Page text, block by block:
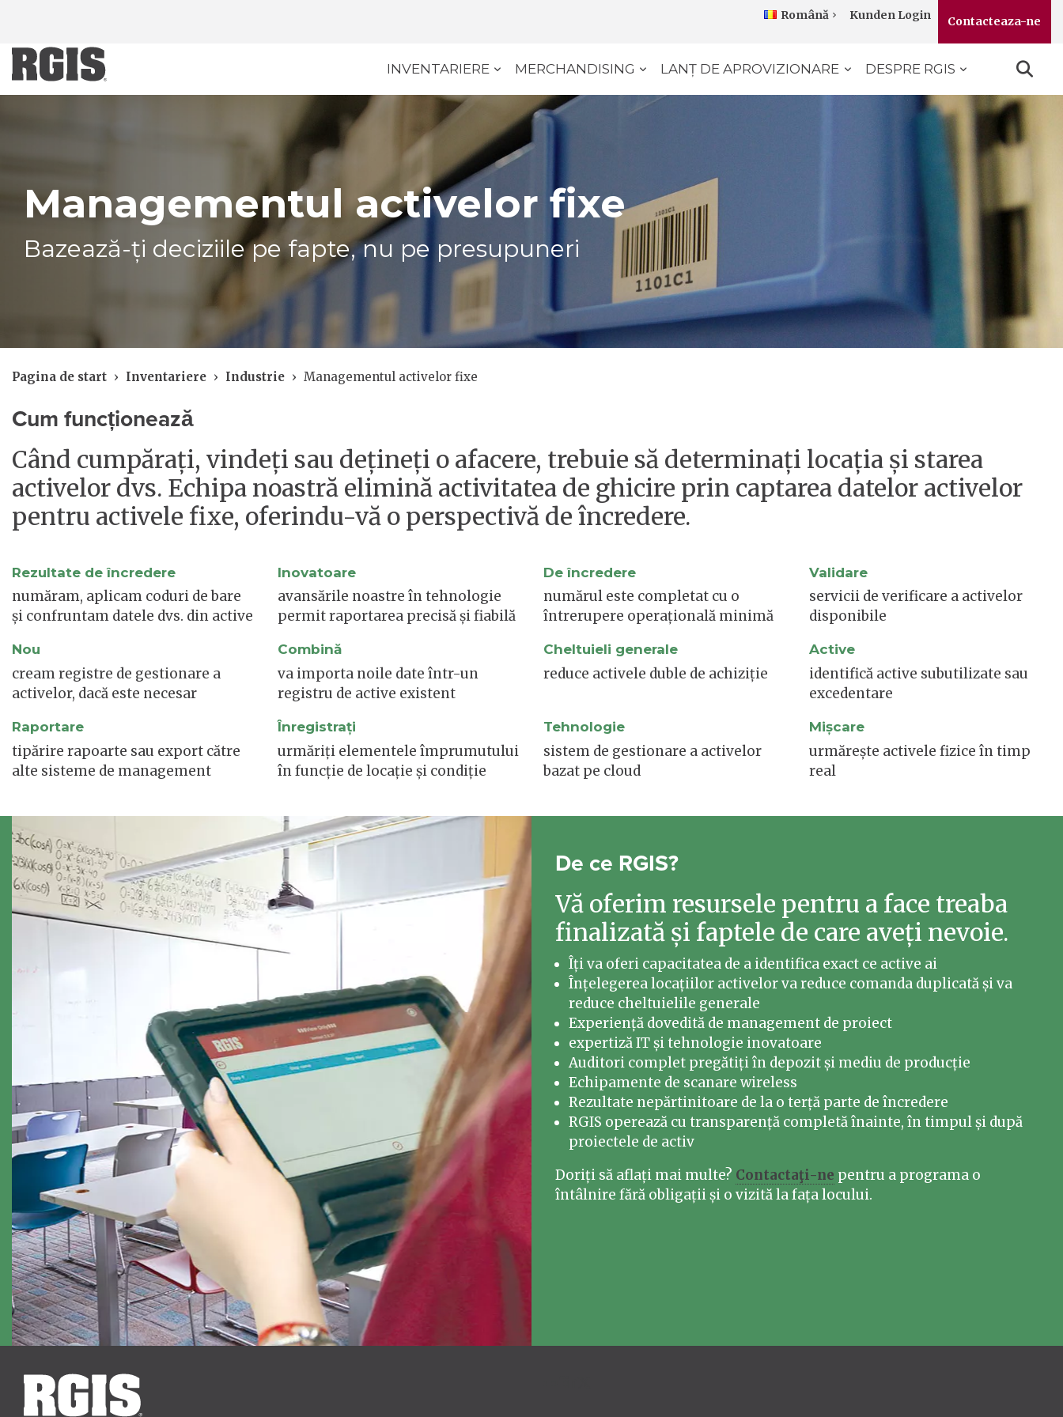
content
Română Kunden Login Contacteaza-ne
INVENTARIERE MERCHANDISING LANȚ DE APROVIZIONARE DESPRE RGIS
Managementul activelor fixe
Bazează-ți deciziile pe fapte, nu pe presupuneri
Pagina de start › Inventariere › Industrie › Managementul activelor fixe
Cum funcționează
Când cumpărați, vindeți sau dețineți o afacere, trebuie să determinați locația și starea
activelor dvs. Echipa noastră elimină activitatea de ghicire prin captarea datelor activelor
pentru activele fixe, oferindu-vă o perspectivă de încredere.
Rezultate de încredere
număram, aplicam coduri de bare
și confruntam datele dvs. din active
Inovatoare
avansările noastre în tehnologie
permit raportarea precisă și fiabilă
De încredere
numărul este completat cu o
întrerupere operațională minimă
Validare
servicii de verificare a activelor
disponibile
Nou
cream registre de gestionare a
activelor, dacă este necesar
Combină
va importa noile date într-un
registru de active existent
Cheltuieli generale
reduce activele duble de achiziție
Active
identifică active subutilizate sau
excedentare
Raportare
tipărire rapoarte sau export către
alte sisteme de management
Înregistrați
urmăriți elementele împrumutului
în funcție de locație și condiție
Tehnologie
sistem de gestionare a activelor
bazat pe cloud
Mișcare
urmărește activele fizice în timp
real
De ce RGIS?
Vă oferim resursele pentru a face treaba
finalizată și faptele de care aveți nevoie.
Îți va oferi capacitatea de a identifica exact ce active ai
Înțelegerea locațiilor activelor va reduce comanda duplicată și va
reduce cheltuielile generale
Experiență dovedită de management de proiect
expertiză IT și tehnologie inovatoare
Auditori complet pregătiți în depozit și mediu de producție
Echipamente de scanare wireless
Rezultate nepărtinitoare de la o terță parte de încredere
RGIS operează cu transparență completă înainte, în timpul și după
proiectele de activ
Doriți să aflați mai multe? Contactaţi-ne pentru a programa o
întâlnire fără obligații și o vizită la fața locului.​​​